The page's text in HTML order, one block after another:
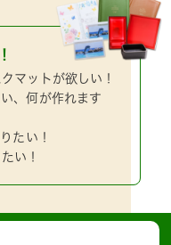
マットが欲しい！
、何が作れます
たい！
い！